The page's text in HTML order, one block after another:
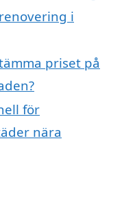
i
priset på
för
nära